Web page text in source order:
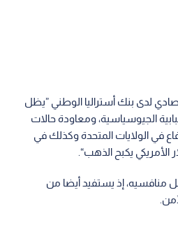
لدى بنك أستراليا الوطني ”يظل
الجيوسياسية، ومعاودة حالات
في الولايات المتحدة وكذلك في
الأمريكي يكبح الذهب“.
منافسيه، إذ يستفيد أيضا من